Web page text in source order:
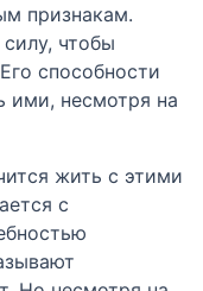
признакам.
чтобы
способности
ими, несмотря на
жить с этими
с